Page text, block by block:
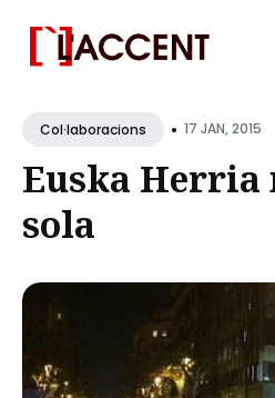
forCol·laboracions • 17 JAN, 2015
Euska Herria
sola